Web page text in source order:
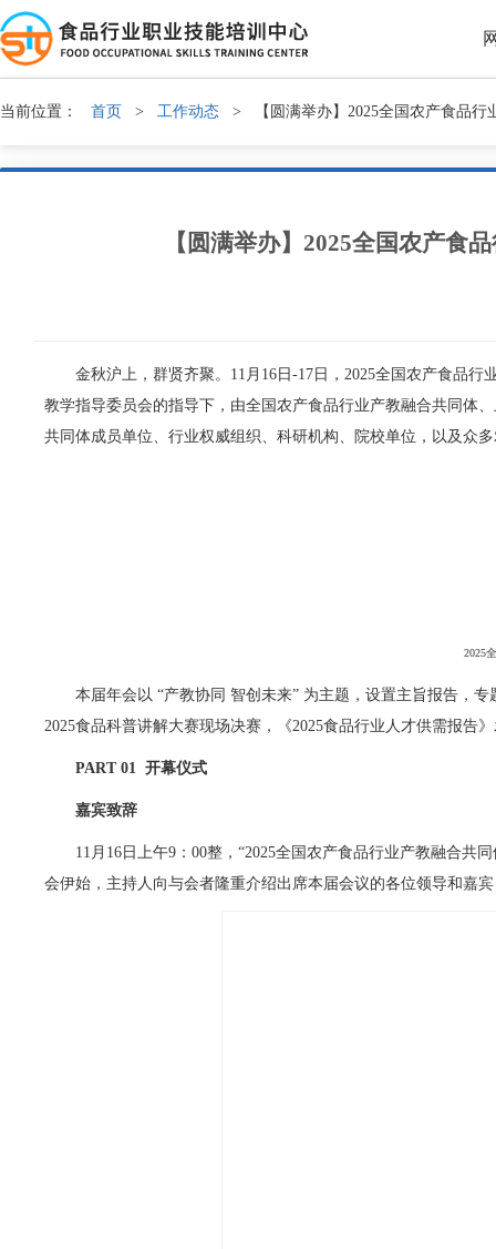
当前位置： 首页 > 工作动态 > 【圆满举办】2025全国农产食品
【圆满举办】2025全国农产食
金秋沪上，群贤齐聚。11月16日-17日，2025全国农产食品行
教学指导委员会的指导下，由全国农产食品行业产教融合共同体
共同体成员单位、行业权威组织、科研机构、院校单位，以及众
2025
本届年会以 “产教协同 智创未来” 为主题，设置主旨报告，专
2025食品科普讲解大赛现场决赛，《2025食品行业人才供需报告
PART 01 开幕仪式
嘉宾致辞
11月16日上午9：00整，“2025全国农产食品行业产教融合共
会伊始，主持人向与会者隆重介绍出席本届会议的各位领导和嘉